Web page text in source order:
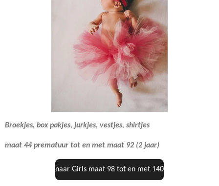
Broekjes, box pakjes, jurkjes, vestjes, shirtjes
maat 44 prematuur tot en met maat 92 (2 jaar)
naar Girls maat 98 tot en met 140